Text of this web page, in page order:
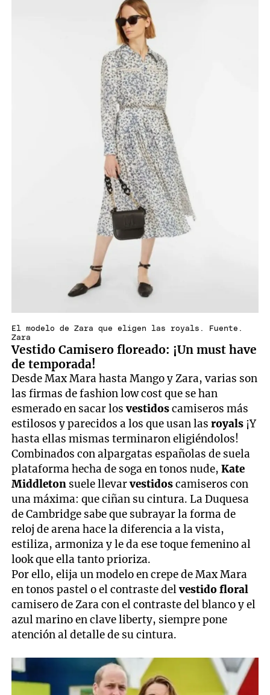
El modelo de Zara que eligen las royals. Fuente.
Zara
Vestido Camisero floreado: ¡Un must have
de temporada!
Desde Max Mara hasta Mango y Zara, varias son
las firmas de fashion low cost que se han
esmerado en sacar losvestidoscamiseros más
estilosos y parecidos a los que usan lasroyals ¡Y
hasta ellas mismas terminaron eligiéndolos!
Combinados con alpargatas españolas de suela
plataforma hecha de soga en tonos nude,Kate
Middleton suele llevarvestidoscamiseros con
una máxima: que ciñan su cintura. La Duquesa
de Cambridge sabe que subrayar la forma de
reloj de arena hace la diferencia a la vista,
estiliza, armoniza y le da ese toque femenino al
look que ella tanto prioriza.
Por ello, elija un modelo en crepe de Max Mara
en tonos pastel o el contraste delvestido floral
camisero de Zara con el contraste del blanco y el
azul marino en clave liberty, siempre pone
atención al detalle de su cintura.